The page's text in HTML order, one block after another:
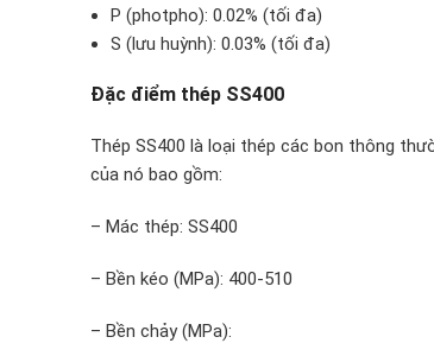
P (photpho): 0.02% (tối đa)
S (lưu huỳnh): 0.03% (tối đa)
Đặc điểm thép SS400
Thép SS400 là loại thép các bon thông
của nó bao gồm:
– Mác thép: SS400
– Bền kéo (MPa): 400-510
– Bền chảy (MPa):